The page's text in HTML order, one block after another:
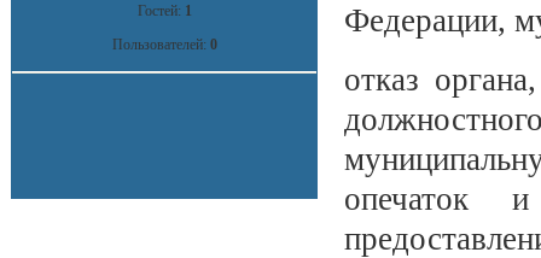
Гостей: 1
Пользователей: 0
Федерации,
отказ
опечаток